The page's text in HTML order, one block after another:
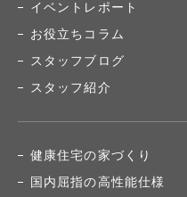
イベントレポート
お役立ちコラム
スタッフブログ
スタッフ紹介
健康住宅の家づくり
国内屈指の高性能仕様